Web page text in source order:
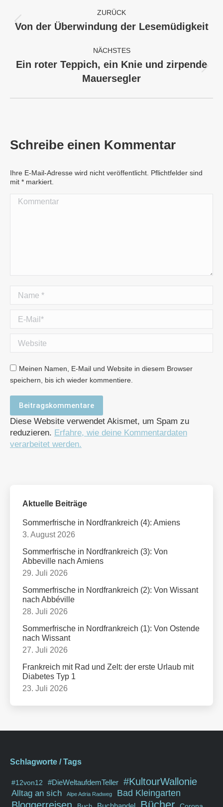
Kommentarnavigation
ZURÜCK
Vorheriger
Von der Überwindung der Lesemüdigkeit
NÄCHSTES
Nächster
Beitrag:
Ein roter Teppich, ein Knie und zirpende
Mauersegler
Schreibe einen Kommentar
Ihre E-Mail-Adresse wird nicht veröffentlicht. Pflichtfelder sind
mit * markiert.
Kommentar
Name *
E-Mail *
Website
Meinen Namen, E-Mail und Website in diesem Browser
speichern, bis ich wieder kommentiere.
Beitragskommentare
Diese Website verwendet Akismet, um Spam zu
reduzieren. Erfahre, wie deine Kommentardaten
verarbeitet werden.
Aktuelle Beiträge
Sommerfrische in Nordfrankreich (4): Amiens
3. August 2026
Sommerfrische in Nordfrankreich (3): Von
Abbeville nach Amiens
29. Juli 2026
Sommerfrische in Nordfrankreich (2): Von Wissant
nach Abbéville
28. Juli 2026
Sommerfrische in Nordfrankreich (1): Von Ostende
nach Wissant
27. Juli 2026
Frankreich mit Rad und Zelt: der erste Urlaub mit
Diabetes Typ 1
23. Juli 2026
Schlagworte / Tags
#12von12 #DieWeltaufdemTeller #KultourWallonie
Alltag an sich Alpe Adria Radweg Bad Kleingarten